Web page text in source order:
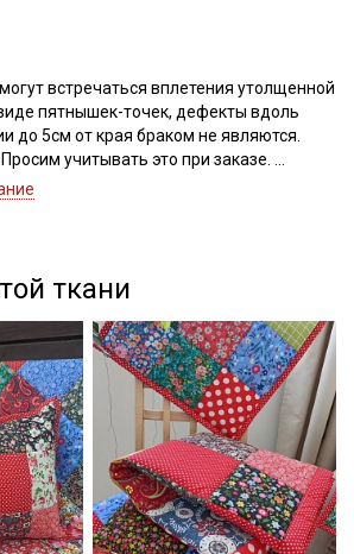
встречаться вплетения утолщенной
пятнышек-точек, дефекты вдоль
до 5см от края браком не являются.
учитывать это при заказе.
стирки, не теряя
не вытягивается после стирок, легко
(не скользит, не осыпается).
пошива постельного белья, стеганых
для взрослых и детей, бортиков в
на выписку, детских вигвамов,
интерьера (например, салфеток,
для пэчворка, квилтинга,
в качестве подкладочного
пошивом постирайте отрез при
стирок, не выше 40C.
ткани